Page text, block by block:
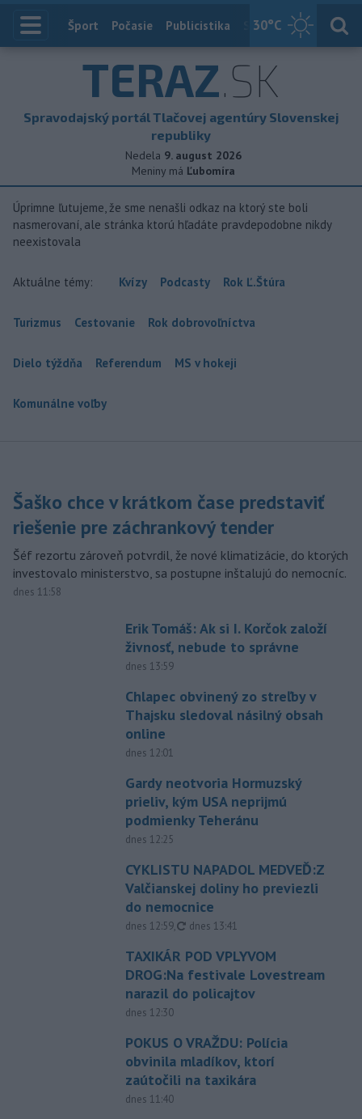
30°C
Index
Šport Počasie Publicistika Slovensko
TERAZ.SK
Spravodajský portál Tlačovej agentúry Slovenskej
republiky
Nedela 9. august 2026
Meniny má Ľubomíra
Úprimne ľutujeme, že sme nenašli odkaz na ktorý ste boli
nasmerovaní, ale stránka ktorú hľadáte pravdepodobne nikdy
neexistovala
Aktuálne témy: Kvízy Podcasty Rok Ľ.Štúra
Turizmus Cestovanie Rok dobrovoľníctva
Dielo týždňa Referendum MS v hokeji
Komunálne voľby
Šaško chce v krátkom čase predstaviť
riešenie pre záchrankový tender
Šéf rezortu zároveň potvrdil, že nové klimatizácie, do ktorých
investovalo ministerstvo, sa postupne inštalujú do nemocníc.
dnes 11:58
Erik Tomáš: Ak si I. Korčok založí
živnosť, nebude to správne
dnes 13:59
Chlapec obvinený zo streľby v
Thajsku sledoval násilný obsah
online
dnes 12:01
Gardy neotvoria Hormuzský
prieliv, kým USA neprijmú
podmienky Teheránu
dnes 12:25
CYKLISTU NAPADOL MEDVEĎ:Z
Valčianskej doliny ho previezli
do nemocnice
dnes 12:59, aktualizované
dnes 13:41
TAXIKÁR POD VPLYVOM
DROG:Na festivale Lovestream
narazil do policajtov
dnes 12:30
POKUS O VRAŽDU: Polícia
obvinila mladíkov, ktorí
zaútočili na taxikára
dnes 11:40